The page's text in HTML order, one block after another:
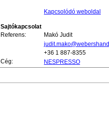
Kapcsolódó weboldal
Sajtókapcsolat
Referens:
Makó Judit
+36 1 887-8355
Cég:
NESPRESSO